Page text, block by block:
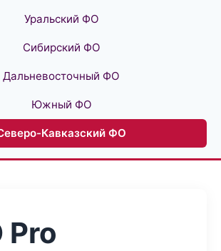
Уральский ФО
Сибирский ФО
Дальневосточный ФО
Южный ФО
Кавказский ФО